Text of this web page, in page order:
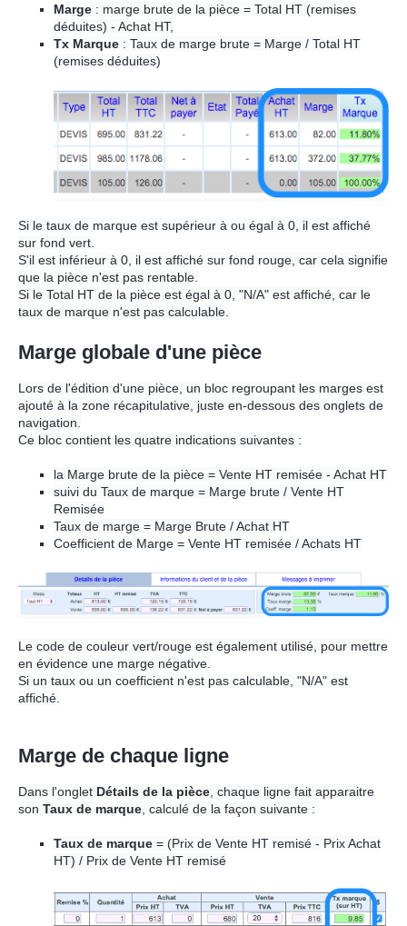
Marge : marge brute de la pièce = Total HT (remises
déduites) - Achat HT,
Tx Marque : Taux de marge brute = Marge / Total HT
(remises déduites)
Si le taux de marque est supérieur à ou égal à 0, il est affiché
sur fond vert.
S'il est inférieur à 0, il est affiché sur fond rouge, car cela signifie
que la pièce n'est pas rentable.
Si le Total HT de la pièce est égal à 0, "N/A" est affiché, car le
taux de marque n'est pas calculable.
Marge globale d'une pièce
Lors de l'édition d'une pièce, un bloc regroupant les marges est
ajouté à la zone récapitulative, juste en-dessous des onglets de
navigation.
Ce bloc contient les quatre indications suivantes :
la Marge brute de la pièce = Vente HT remisée - Achat HT
suivi du Taux de marque = Marge brute / Vente HT
Remisée
Taux de marge = Marge Brute / Achat HT
Coefficient de Marge = Vente HT remisée / Achats HT
Le code de couleur vert/rouge est également utilisé, pour mettre
en évidence une marge négative.
Si un taux ou un coefficient n'est pas calculable, "N/A" est
affiché.
Marge de chaque ligne
Dans l'onglet Détails de la pièce , chaque ligne fait apparaitre
son Taux de marque , calculé de la façon suivante :
Taux de marque = (Prix de Vente HT remisé - Prix Achat
HT) / Prix de Vente HT remisé